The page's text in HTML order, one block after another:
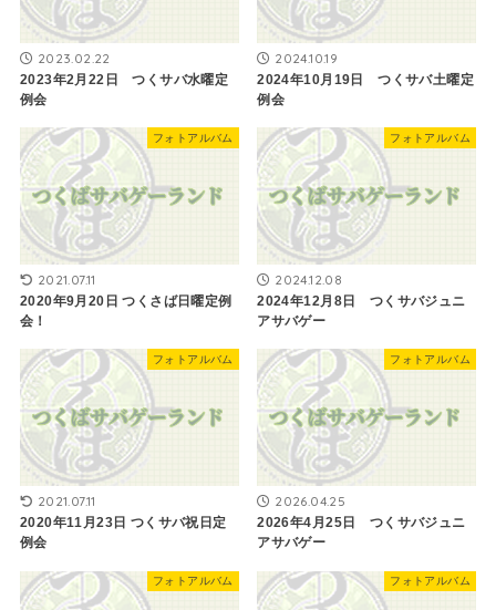
2023.02.22
2023年2月22日 つくサバ水曜定
例会
2024.10.19
2024年10月19日 つくサバ土曜定
例会
フォトアルバム
2021.07.11
2020年9月20日 つくさば日曜定例
会！
フォトアルバム
2024.12.08
2024年12月8日 つくサバジュニ
アサバゲー
フォトアルバム
2021.07.11
2020年11月23日 つくサバ祝日定
例会
フォトアルバム
2026.04.25
2026年4月25日 つくサバジュニ
アサバゲー
フォトアルバム フォトアルバム